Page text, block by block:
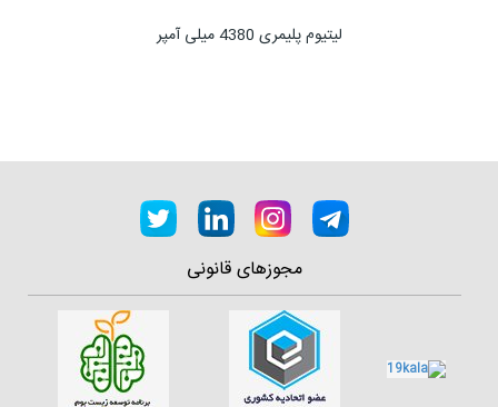
لیتیوم پلیمری 4380 میلی آمپر
مجوزهای قانونی